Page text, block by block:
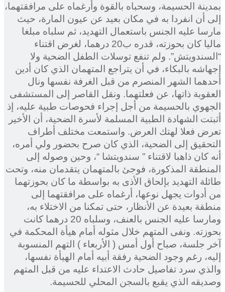
بمدينة الحسيمة، وسحباه بالقوة وأرغماه على مرافقتهما،
إلى أن انفردا به في مكان بعيد عن عيون المارة، حيث
مارسا عليه الجنس باستعمال التهديد، ثم سلباه مبلغا
ماليا كان بحوزته، قدره ب20 درهما، لغرض اقتناء
“السندويتش”. ولم تنفع توسلات الطفل الضحية ولا
إجهاشه بالبكاء، في أن يتراجع المتهمان الذي كان أدين
أحدهما الشهر المنصرم من قبل الغرفة نفسها ونال
العقوبة ذاتها، عن فعلتهما. ونقل القاصر إلى المستشفى
الجهوي بالحسيمة من أجل إجراء فحوصات طبية عليه، إذ
أثبتت الشهادة الطبية المسلمة لأسرة الضحية، أن الأخير
تعرض فعلا لهتك العرض. واستمعت مختلف أطراف
التحقيق إلى الضحية، الذي كان صرح بحضور ولي أمره،
أنه كان ذاهبا لاقتناء ” سندويتشا “، وحين وصوله إلى
المنطقة المذكورة، فوجئ بالمتهمان يتقدمان منه، وتحت
طائلة التهديد بإلحاق الأذى به بواسطة ما كان بحوزتهما
من أدوات يجهل نوعها، أرغماه على مرافقتهما إلى
منطقة بعيدة عن الأنظار، حتى تمكنا من الاختلاء به،
ومارسا عليه الجنس بالعنف، وسلباه 20 درهما كانت
بحوزته. ونفى المتهم خلال مثوله أمام هيأة المحكمة في
آخر جلسة، صباح أول أمس ( الأربعاء ) التهم المنسوبة
إليه، رغم وجود الضحية رفقة أبيه أمام الهيأة نفسها،
والذي سرد تفاصيل حادث الاعتداء عليه من قبل المتهم
وصديقه الذي يقبع بالسجن المحلي للحسيمة.